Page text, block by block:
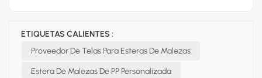
ETIQUETAS CALIENTES :
Proveedor De Telas Para Esteras De Malezas
Estera De Malezas De PP Personalizada